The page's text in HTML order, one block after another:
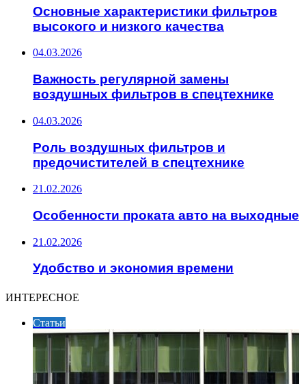
Основные характеристики фильтров
высокого и низкого качества
04.03.2026
Важность регулярной замены
воздушных фильтров в спецтехнике
04.03.2026
Роль воздушных фильтров и
предочистителей в спецтехнике
21.02.2026
Особенности проката авто на выходные
21.02.2026
Удобство и экономия времени
ИНТЕРЕСНОЕ
Статьи